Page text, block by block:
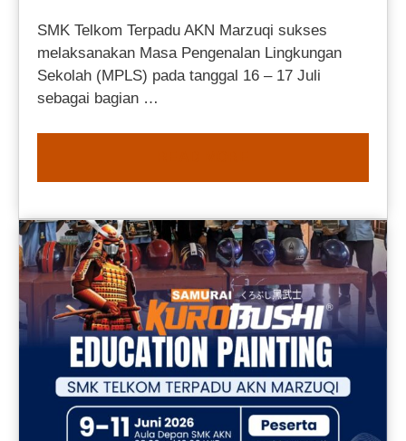
SMK Telkom Terpadu AKN Marzuqi sukses
melaksanakan Masa Pengenalan Lingkungan
Sekolah (MPLS) pada tanggal 16 – 17 Juli
sebagai bagian …